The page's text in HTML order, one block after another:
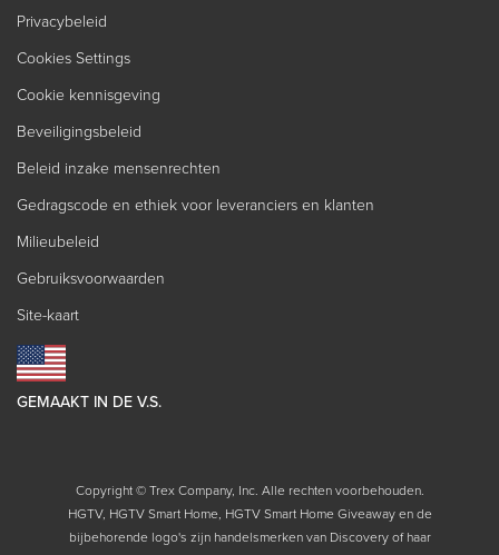
Privacybeleid
Cookies Settings
Cookie kennisgeving
Beveiligingsbeleid
Beleid inzake mensenrechten
Gedragscode en ethiek voor leveranciers en klanten
Milieubeleid
Gebruiksvoorwaarden
Site-kaart
GEMAAKT IN DE V.S.
Copyright © Trex Company, Inc. Alle rechten voorbehouden.
HGTV, HGTV Smart Home, HGTV Smart Home Giveaway en de
bijbehorende logo's zijn handelsmerken van Discovery of haar